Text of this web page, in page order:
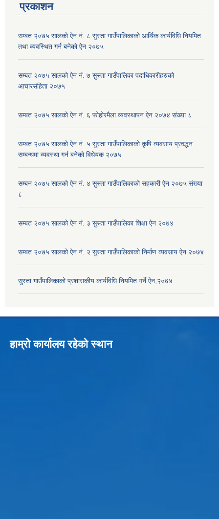
प्रकाशन
सम्बत २०७५ सालको ऐन नं. ८ सुस्ता गाउँपालिकाको आर्थिक कार्यविधि नियमित
तथा व्यवस्थित गर्न बनेको ऐन २०७५
सम्बत २०७५ सालको ऐन नं. ७ सुस्ता गाउँपालिका पदाधिकारीहरुको
आचारसंहिता २०७५
सम्बत २०७५ सालको ऐन नं. ६ फोहोरमैला व्यवस्थापन ऐन २०७४ संख्या ८
सम्बत २०७५ सालको ऐन नं. ५ सुस्ता गाउँपालिकाको कृषि व्यवसाय प्रवद्धन
सम्बन्धमा व्यवस्था गर्न बनेको विधेयक २०७५
सम्बन २०७५ सालको ऐन नं. ४ सुस्ता गाउँपालिकाको सहकारी ऐन २०७५ संख्या
८
सम्बत २०७५ सालको ऐन नं. ३ सुस्ता गाउँपालिका शिक्षा ऐन २०७४
सम्बत २०७५ सालको ऐन नं. २ सुस्ता गाउँपालिकाको निर्माण व्यवसाय ऐन २०७४
सुस्ता गाउँपालिकाको प्रशासकीय कार्यविधि नियमित गर्ने ऐन,२०७४
हाम्रो कार्यालय रहेको स्थान